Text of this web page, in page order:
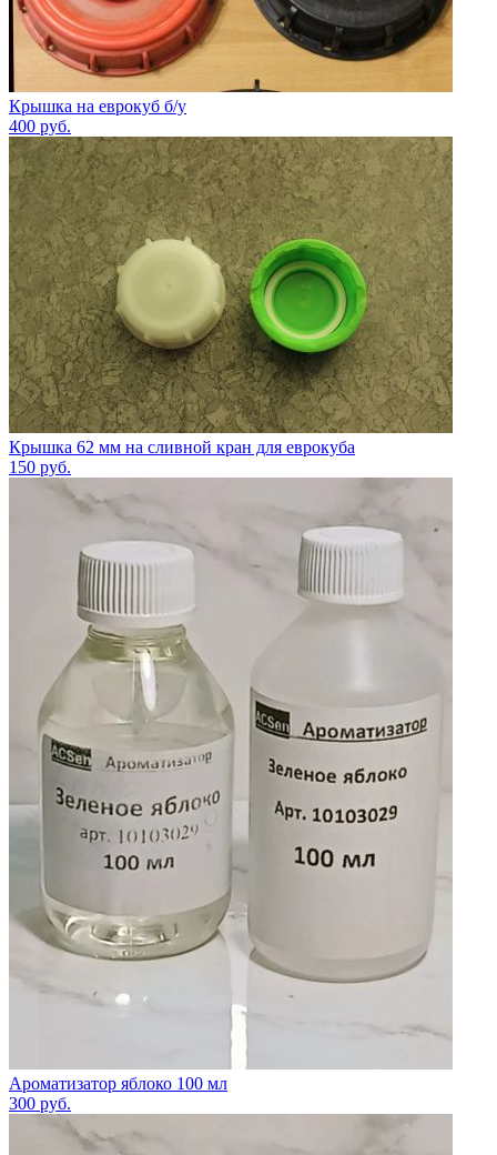
Крышка на еврокуб б/у
400 руб.
Крышка 62 мм на сливной кран для еврокуба
150 руб.
Ароматизатор яблоко 100 мл
300 руб.